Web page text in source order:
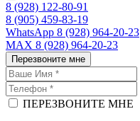
8 (928) 122-80-91
8 (905) 459-83-19
WhatsApp 8 (928) 964-20-23
MAX 8 (928) 964-20-23
Перезвоните мне
ПЕРЕЗВОНИТЕ МНЕ